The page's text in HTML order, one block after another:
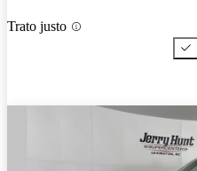
Trato justo